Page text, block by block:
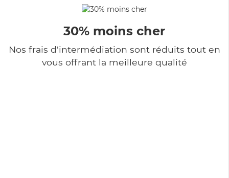
30% moins cher
Nos frais d'intermédiation sont réduits tout en
vous offrant la meilleure qualité